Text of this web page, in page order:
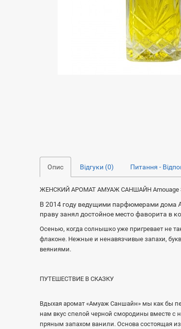
Опис Відгуки (0) Питання -
ЖЕНСКИЙ АРОМАТ АМУАЖ САНШАЙН Amouage
В 2014 году ведущими парфюмерами дома
праву занял достойное место фаворита в
Осенью, когда солнышко уже пригревает не
флаконе. Нежные и ненавязчивые запахи,
веяниями.
ПУТЕШЕСТВИЕ В СКАЗКУ
Вдыхая аромат «Амуаж Cаншайн» мы как бы
нам вкус спелой черной смородины вместе
пряным запахом ванили. Основа состоящая из